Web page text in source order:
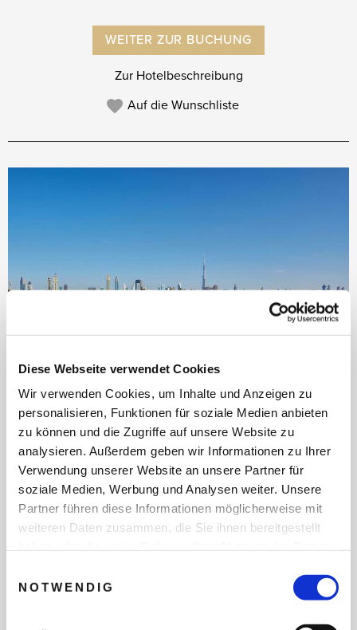
Diese Webseite verwendet Cookies
Wir verwenden Cookies, um Inhalte und Anzeigen zu
personalisieren, Funktionen für soziale Medien anbieten
zu können und die Zugriffe auf unsere Website zu
analysieren. Außerdem geben wir Informationen zu Ihrer
Verwendung unserer Website an unsere Partner für
soziale Medien, Werbung und Analysen weiter. Unsere
Partner führen diese Informationen möglicherweise mit
weiteren Daten zusammen, die Sie ihnen bereitgestellt
NOTWENDIG
WEITER ZUR BUCHUNG
Zur Hotelbeschreibung
Auf die Wunschliste
Crowne Plaza Dubai Jumeirah
DUBAI CITY, DUBAI
Urbaner Rückzugsort zwischen glitzernder Skyline und
orientalischem Flair – hier trifft kosmopolitisches
Lebensgefühl auf zeitlose Eleganz im Herzen von Dubai
Nur wenige Gehminuten vom Hotel entfernt
tauchen Sie im futuristisch gestalteten Etihad